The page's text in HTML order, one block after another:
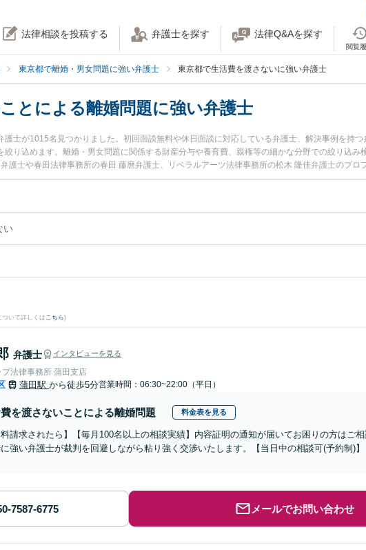
法律相談を投稿する 弁護士を探す 法律Q&Aを探す
閲覧
東京都で離婚・男女問題に強い弁護士 東京都で生活費を渡さないに強い弁護士
とによる離婚問題に強い弁護士
士が1015名見つかりました。初回面談無料や休日面談に対応している弁護士、解決事例を持つ
り込めます。離婚・男女問題に関係する財産分与や養育費、親権等の細かな分野での絞り込み
護士や春田法律事務所の春田 藤麿弁護士、リベラルアーツ法律事務所の松木 隆佳弁護士のプロ
に発生した生活費を渡さないことによる離婚問題のトラブルを今すぐに弁護士に相談したい』
を検索したい』『初回相談無料で生活費を渡さないことによる離婚問題を法律相談できる東京都
い
ついて詳しくはこちら)
弁護士 インタビューを見る
法律事務所 蒲田支店
蒲田駅 から徒歩5分営業時間：06:30~22:00（平日）
を渡さないことによる離婚問題 料金表を見る
料請求されたら】【毎月100名以上の相談実績】内容証明の通知が届いてお困りの方はご
強い弁護士が裁判を回避しながら粘り強く交渉いたします。【当日中の相談可(予約制)
メールでお問い合わせ